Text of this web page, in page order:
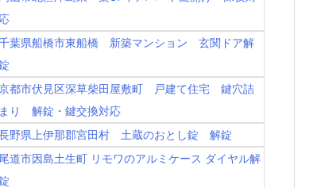
応
葉県船橋市東船橋 新築マンション 玄関ドア解
都市伏見区深草柴田屋敷町 戸建て住宅 鍵穴詰
まり 解錠・鍵交換対応
野県上伊那郡宮田村 土蔵のおとし錠 解錠
尾道市因島土生町 リモワのアルミケース ダイヤル解